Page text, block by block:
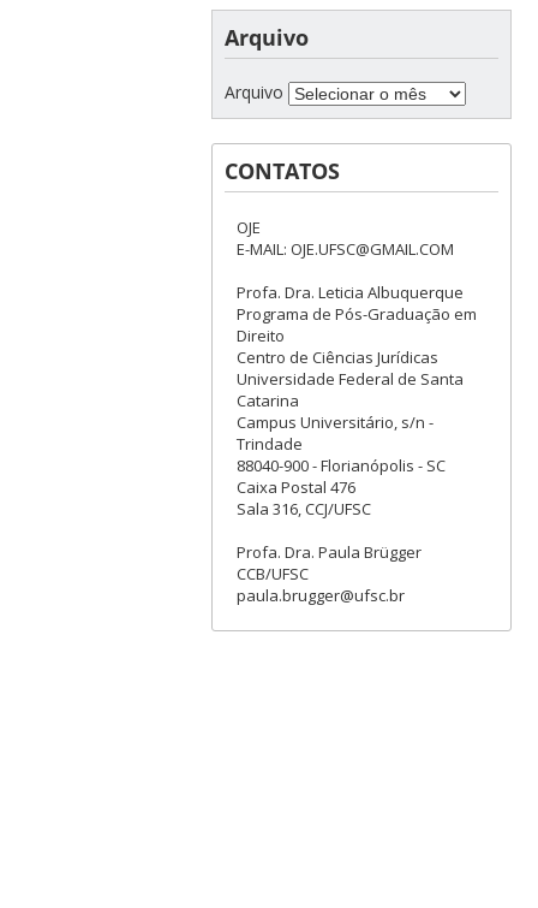
Arquivo
Arquivo
CONTATOS
OJE
E-MAIL: OJE.UFSC@GMAIL.COM
Profa. Dra. Leticia Albuquerque
Programa de Pós-Graduação em
Direito
Centro de Ciências Jurídicas
Universidade Federal de Santa
Catarina
Campus Universitário, s/n -
Trindade
88040-900 - Florianópolis - SC
Caixa Postal 476
Sala 316, CCJ/UFSC
Profa. Dra. Paula Brügger
CCB/UFSC
paula.brugger@ufsc.br